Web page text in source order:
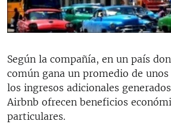
Según la compañía, en un país
común gana un promedio de
los ingresos adicionales
Airbnb ofrecen beneficios
particulares.